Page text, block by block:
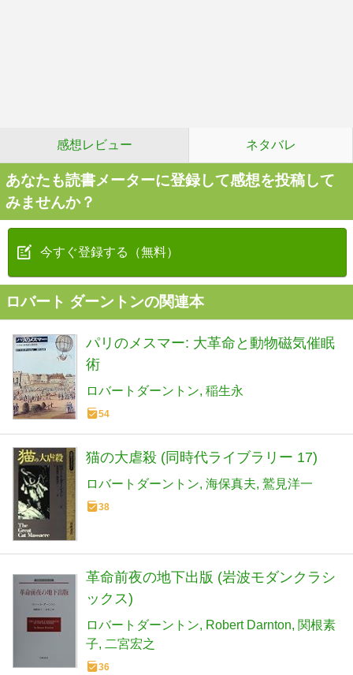
感想レビュー ネタバレ
あなたも読書メーターに登録して感想を投稿して
みませんか？
今すぐ登録する（無料）
ロバート ダーントンの関連本
パリのメスマー: 大革命と動物磁気催眠
術
ロバートダーントン 稲生永
54
猫の大虐殺 (同時代ライブラリー 17)
ロバートダーントン 海保真夫 鷲見洋一
38
革命前夜の地下出版 (岩波モダンクラシ
ックス)
ロバートダーントン Robert Darnton 関根素
子
二宮宏之
36